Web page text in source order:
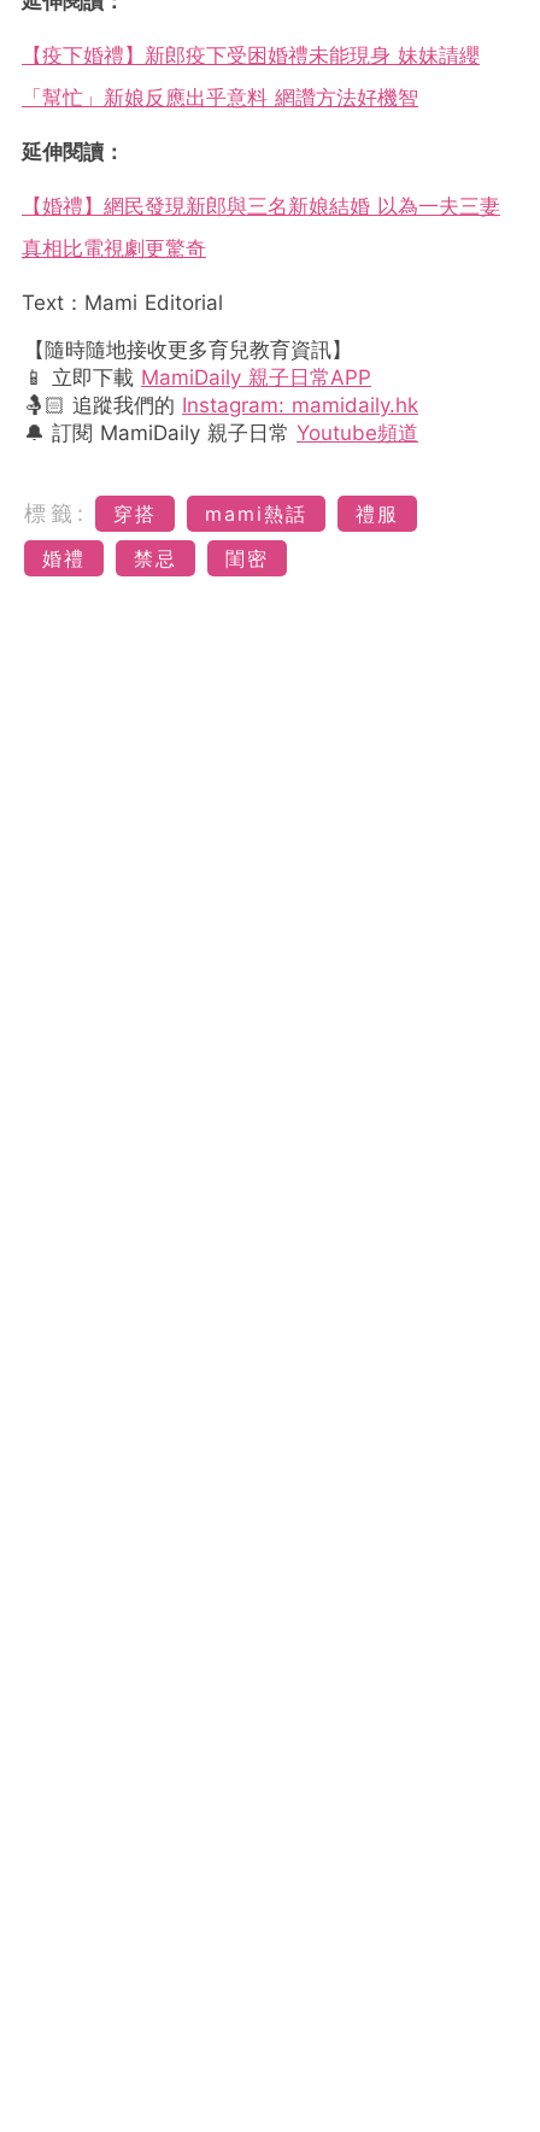
【疫下婚禮】新郎疫下受困婚禮未能現身 妹妹請纓
「幫忙」新娘反應出乎意料 網讚方法好機智
延伸閱讀：
【婚禮】網民發現新郎與三名新娘結婚 以為一夫三妻
真相比電視劇更驚奇
Text：Mami Editorial
【隨時隨地接收更多育兒教育資訊】
📱 立即下載 MamiDaily 親子日常APP
🤱🏻 追蹤我們的 Instagram: mamidaily.hk
🔔 訂閱 MamiDaily 親子日常 Youtube頻道
標籤: 穿搭 mami熱話
禮服
婚禮
禁忌 閨密